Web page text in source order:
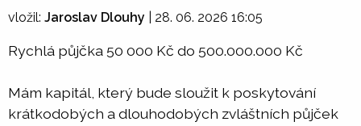
vložil: Jaroslav Dlouhy 28. 06. 2026 16:05
Rychlá půjčka 50 000 Kč do 500.000.000 Kč
Mám kapitál, který bude sloužit k poskytování
krátkodobých a dlouhodobých zvláštních půjček